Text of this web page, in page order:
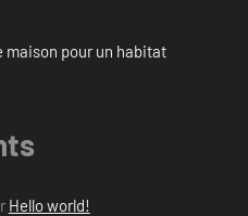
maison pour un habitat
Hello world!